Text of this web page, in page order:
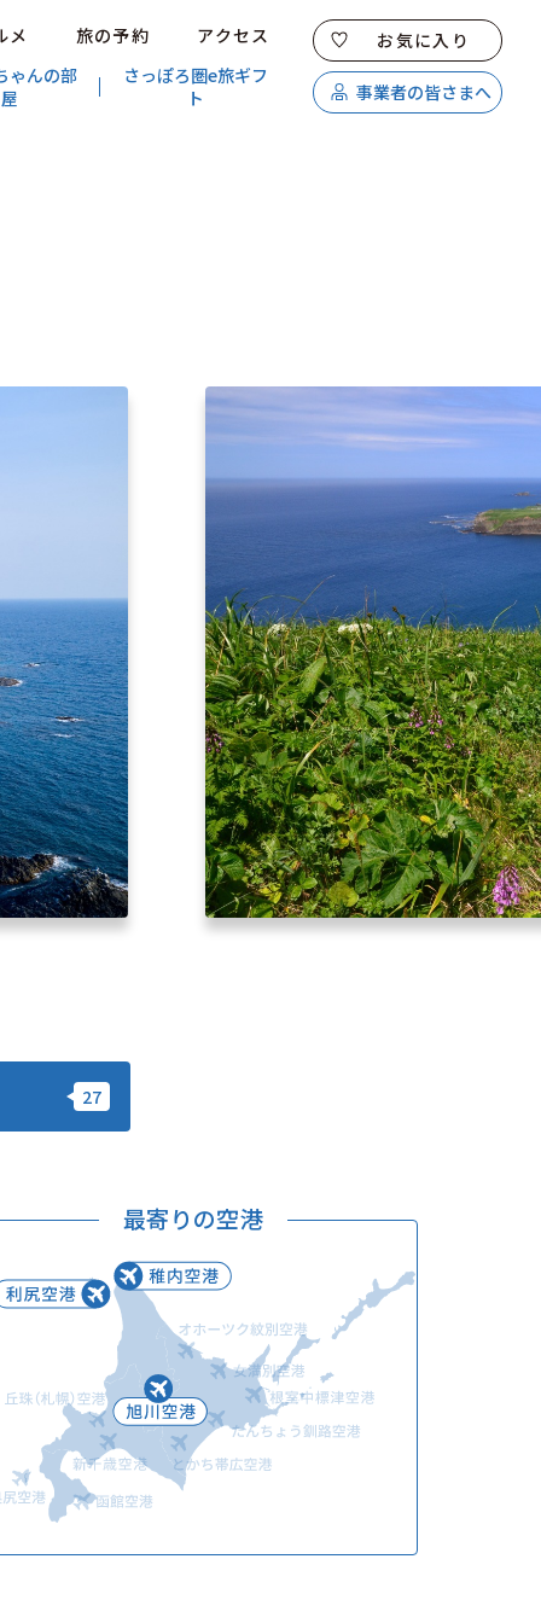
メ 旅の予約
アクセス
ゃんの部
屋
さっぽろ圏e旅ギフ
ト
お気に入り
事業者の皆さまへ
旅のテーマで探す
7つの国立公園
キュンちゃんの部屋
さっぽろ圏e旅ギフト
動画ライブラリー
お問い合わせ
Languages
最寄りの空港